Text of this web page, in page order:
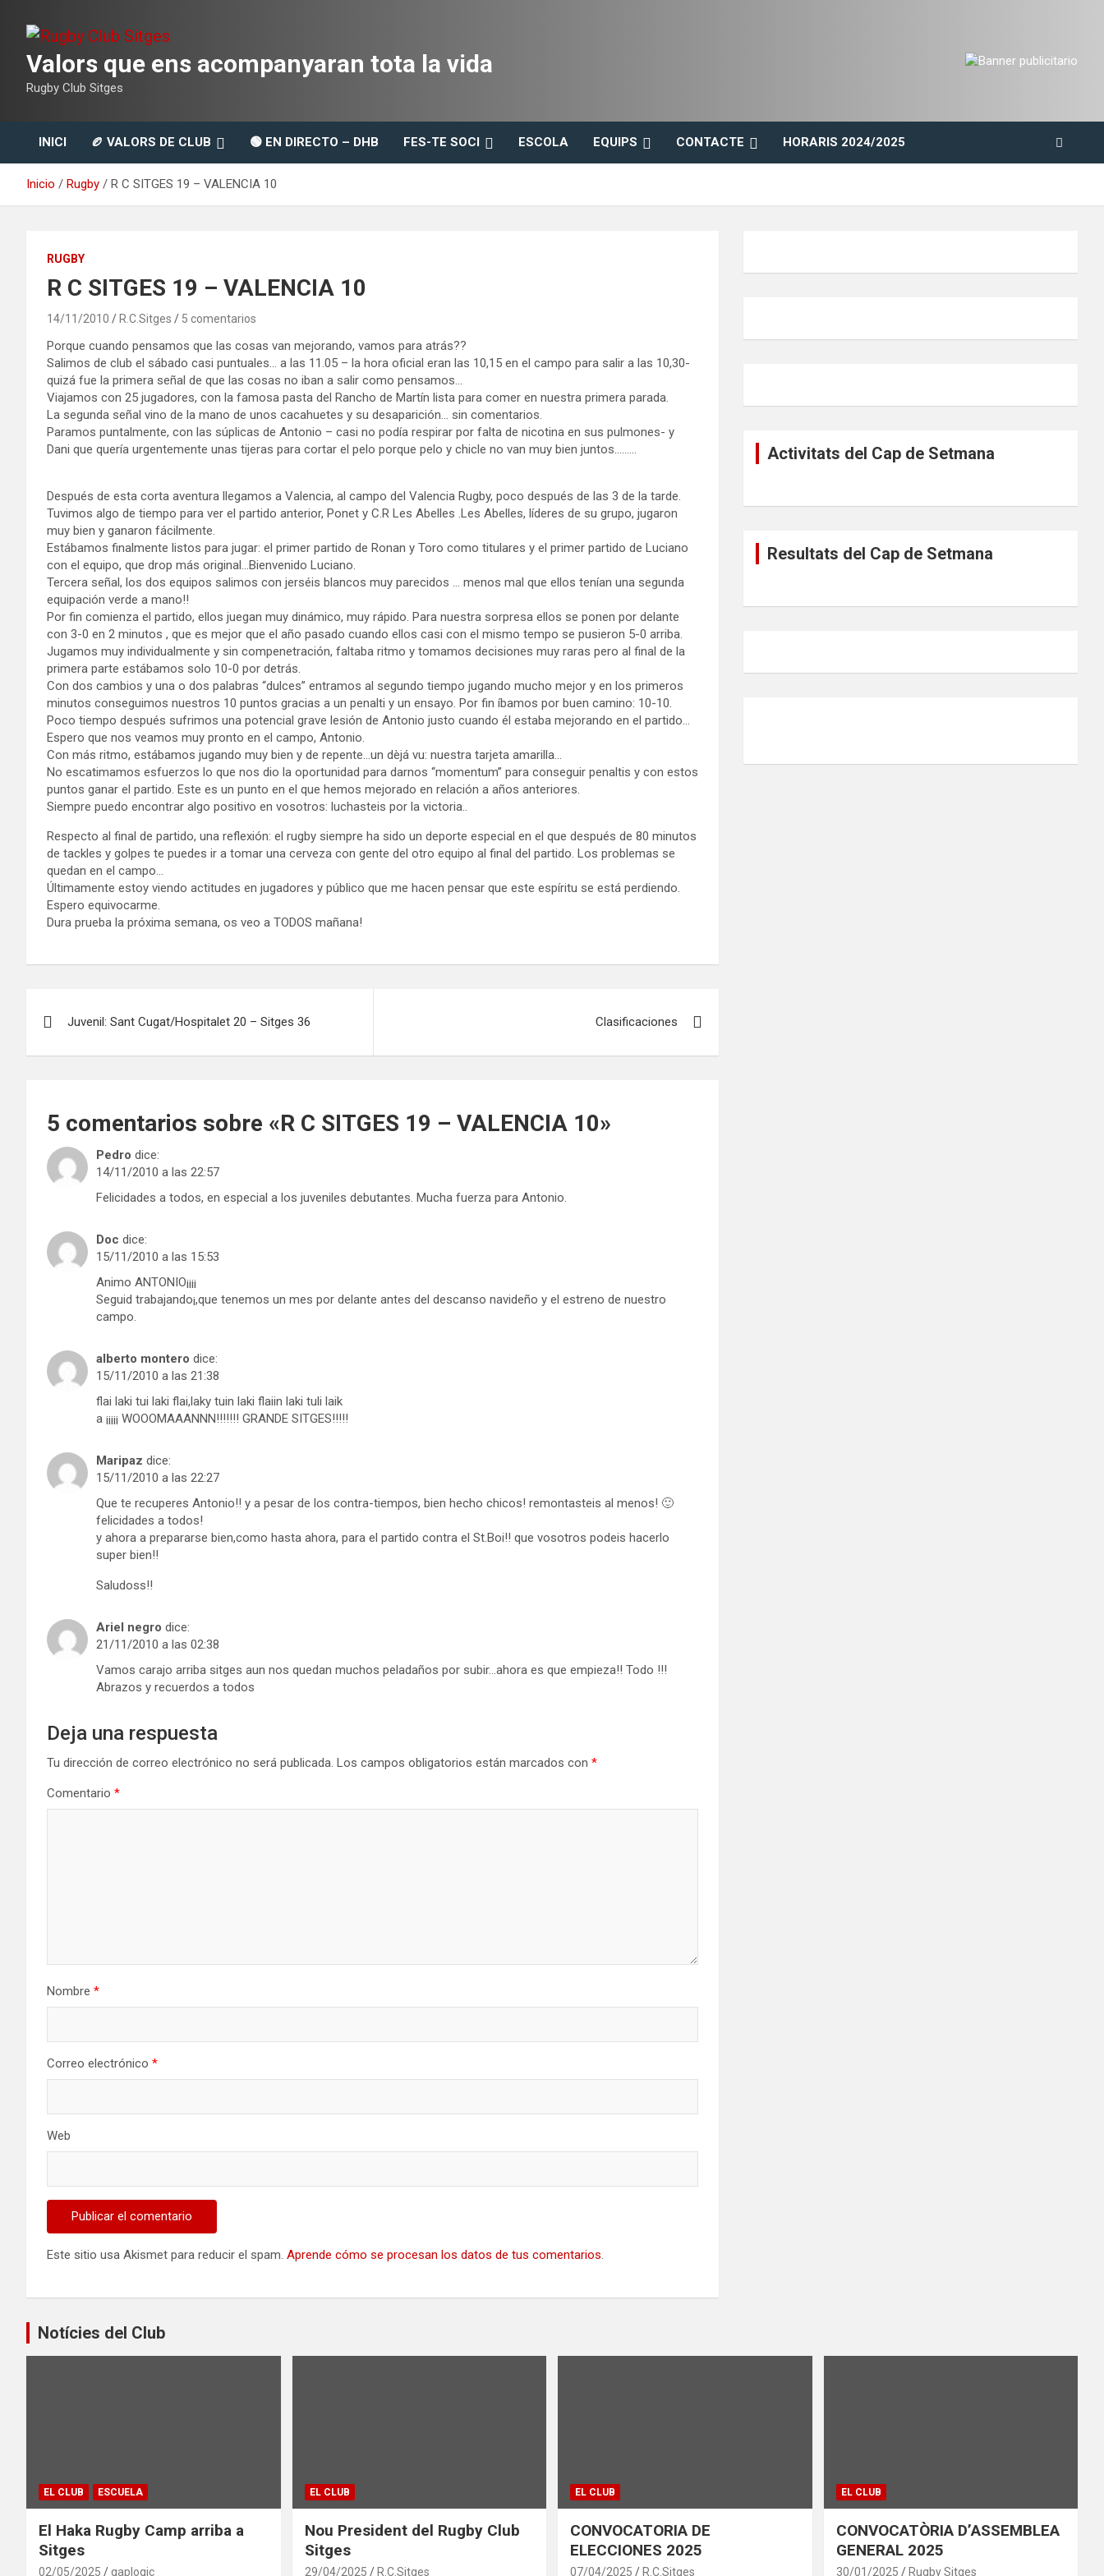
contenido
Valors que ens acompanyaran tota la vida
Rugby Club Sitges
INICI 🏉 VALORS DE CLUB 🟢 EN DIRECTO – DHB FES-TE SOCI ESCOLA EQUIPS CONTACTE HORARIS 2024/2025
Inicio Rugby R C SITGES 19 – VALENCIA 10
RUGBY
R C SITGES 19 – VALENCIA 10
14/11/2010 R.C.Sitges 5 comentarios
Porque cuando pensamos que las cosas van mejorando, vamos para atrás??
Salimos de club el sábado casi puntuales… a las 11.05 – la hora oficial eran las 10,15 en el campo para salir a las 10,30-
quizá fue la primera señal de que las cosas no iban a salir como pensamos…
Viajamos con 25 jugadores, con la famosa pasta del Rancho de Martín lista para comer en nuestra primera parada.
La segunda señal vino de la mano de unos cacahuetes y su desaparición… sin comentarios.
Paramos puntalmente, con las súplicas de Antonio – casi no podía respirar por falta de nicotina en sus pulmones- y
Dani que quería urgentemente unas tijeras para cortar el pelo porque pelo y chicle no van muy bien juntos………
Después de esta corta aventura llegamos a Valencia, al campo del Valencia Rugby, poco después de las 3 de la tarde.
Tuvimos algo de tiempo para ver el partido anterior, Ponet y C.R Les Abelles .Les Abelles, líderes de su grupo, jugaron
muy bien y ganaron fácilmente.
Estábamos finalmente listos para jugar: el primer partido de Ronan y Toro como titulares y el primer partido de Luciano
con el equipo, que drop más original…Bienvenido Luciano.
Tercera señal, los dos equipos salimos con jerséis blancos muy parecidos … menos mal que ellos tenían una segunda
equipación verde a mano!!
Por fin comienza el partido, ellos juegan muy dinámico, muy rápido. Para nuestra sorpresa ellos se ponen por delante
con 3-0 en 2 minutos , que es mejor que el año pasado cuando ellos casi con el mismo tempo se pusieron 5-0 arriba.
Jugamos muy individualmente y sin compenetración, faltaba ritmo y tomamos decisiones muy raras pero al final de la
primera parte estábamos solo 10-0 por detrás.
Con dos cambios y una o dos palabras “dulces” entramos al segundo tiempo jugando mucho mejor y en los primeros
minutos conseguimos nuestros 10 puntos gracias a un penalti y un ensayo. Por fin íbamos por buen camino: 10-10.
Poco tiempo después sufrimos una potencial grave lesión de Antonio justo cuando él estaba mejorando en el partido…
Espero que nos veamos muy pronto en el campo, Antonio.
Con más ritmo, estábamos jugando muy bien y de repente…un dèjá vu: nuestra tarjeta amarilla…
No escatimamos esfuerzos lo que nos dio la oportunidad para darnos “momentum” para conseguir penaltis y con estos
puntos ganar el partido. Este es un punto en el que hemos mejorado en relación a años anteriores.
Siempre puedo encontrar algo positivo en vosotros: luchasteis por la victoria..
Respecto al final de partido, una reflexión: el rugby siempre ha sido un deporte especial en el que después de 80 minutos
de tackles y golpes te puedes ir a tomar una cerveza con gente del otro equipo al final del partido. Los problemas se
quedan en el campo…
Últimamente estoy viendo actitudes en jugadores y público que me hacen pensar que este espíritu se está perdiendo.
Espero equivocarme.
Dura prueba la próxima semana, os veo a TODOS mañana!
de
Juvenil: Sant Cugat/Hospitalet 20 – Sitges 36 Clasificaciones
5 comentarios sobre «R C SITGES 19 – VALENCIA 10»
Pedro dice:
14/11/2010 a las 22:57
Felicidades a todos, en especial a los juveniles debutantes. Mucha fuerza para Antonio.
Doc dice:
15/11/2010 a las 15:53
Animo ANTONIO¡¡¡¡
Seguid trabajando¡,que tenemos un mes por delante antes del descanso navideño y el estreno de nuestro
campo.
alberto montero dice:
15/11/2010 a las 21:38
flai laki tui laki flai,laky tuin laki flaiin laki tuli laik
a ¡¡¡¡¡ WOOOMAAANNN!!!!!!! GRANDE SITGES!!!!!
Maripaz dice:
15/11/2010 a las 22:27
Que te recuperes Antonio!! y a pesar de los contra-tiempos, bien hecho chicos! remontasteis al menos! 🙂
felicidades a todos!
y ahora a prepararse bien,como hasta ahora, para el partido contra el St.Boi!! que vosotros podeis hacerlo
super bien!!
Saludoss!!
Ariel negro dice:
21/11/2010 a las 02:38
Vamos carajo arriba sitges aun nos quedan muchos peladaños por subir…ahora es que empieza!! Todo !!!
Abrazos y recuerdos a todos
Deja una respuesta
Tu dirección de correo electrónico no será publicada. Los campos obligatorios están marcados con *
Comentario *
Nombre *
Correo electrónico *
Web
Este sitio usa Akismet para reducir el spam. Aprende cómo se procesan los datos de tus comentarios.
Activitats del Cap de Setmana
Resultats del Cap de Setmana
Notícies del Club
EL CLUB ESCUELA
El Haka Rugby Camp arriba a
Sitges
02/05/2025 gaplogic
EL CLUB
Nou President del Rugby Club
Sitges
29/04/2025 R.C.Sitges
EL CLUB
CONVOCATORIA DE
ELECCIONES 2025
07/04/2025 R.C.Sitges
EL CLUB
CONVOCATÒRIA D’ASSEMBLEA
GENERAL 2025
30/01/2025 Rugby Sitges